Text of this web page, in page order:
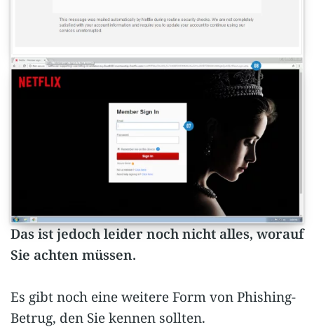
Das ist jedoch leider noch nicht alles, worauf
Sie achten müssen.
Es gibt noch eine weitere Form von Phishing-
Betrug, den Sie kennen sollten.